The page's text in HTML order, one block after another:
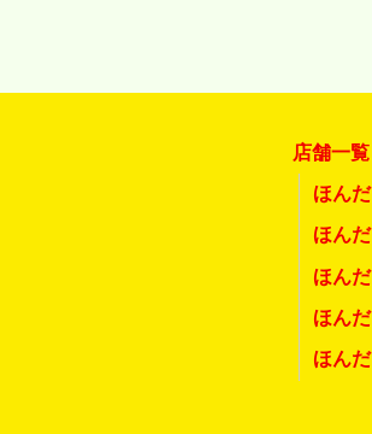
店舗一覧
ほん
ほん
ほん
ほん
ほん